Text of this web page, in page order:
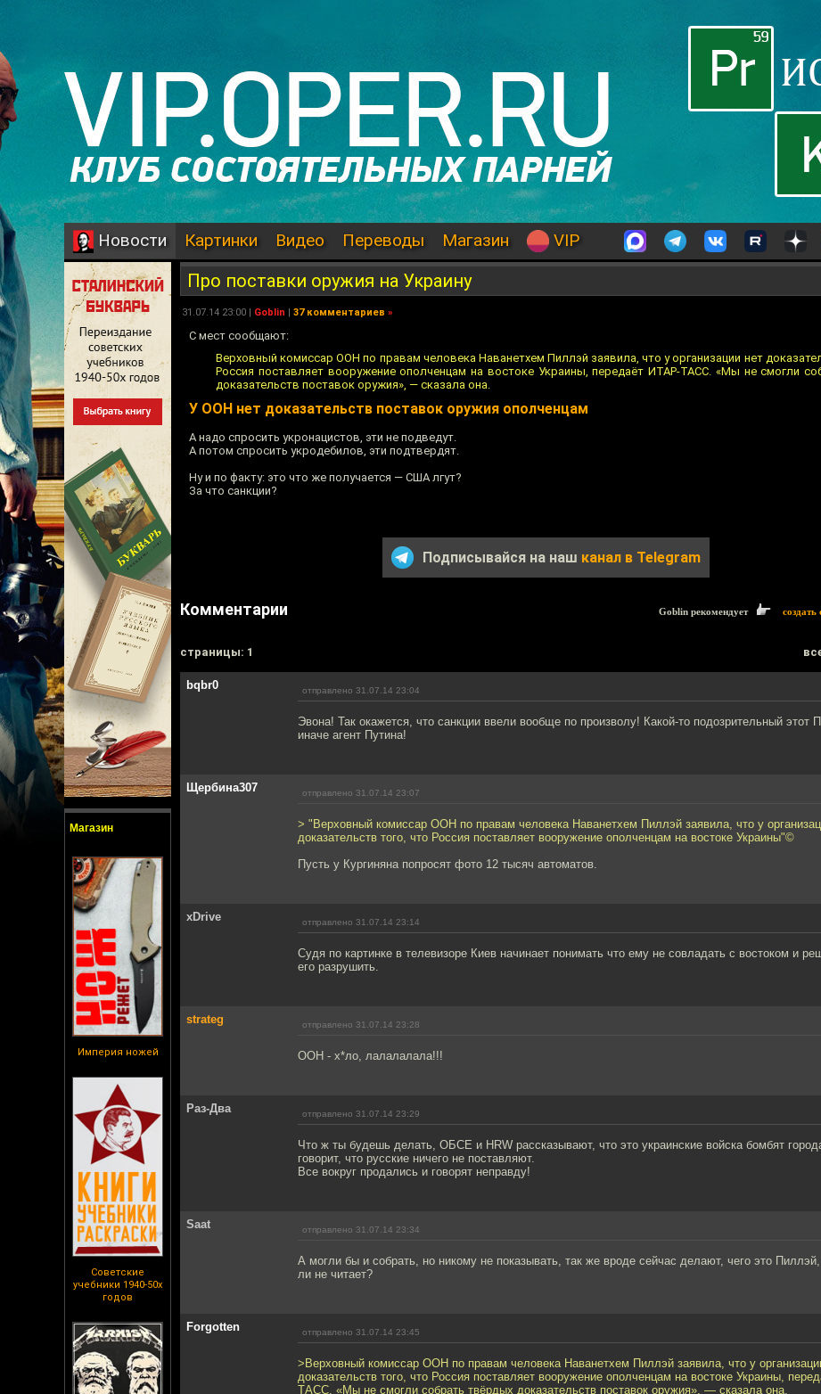
Новости Картинки Видео Переводы Магазин VIP
Магазин
Империя ножей
Советские
учебники 1940-50х
годов
Про поставки оружия на Украину
31.07.14 23:00 | Goblin | 37 комментариев »
С мест сообщают:
Верховный комиссар ООН по правам человека Наванетхем Пиллэй заявила, что у организации нет
Россия поставляет вооружение ополченцам на востоке Украины, передаёт ИТАР-ТАСС. «Мы не смогли
доказательств поставок оружия», — сказала она.
У ООН нет доказательств поставок оружия ополченцам
А надо спросить укронацистов, эти не подведут.
А потом спросить укродебилов, эти подтвердят.
Ну и по факту: это что же получается — США лгут?
За что санкции?
Подписывайся на наш канал в Telegram
Комментарии Goblin рекомендует создать
cтраницы: 1
bqbr0 отправлено 31.07.14 23:04
Эвона! Так окажется, что санкции ввели вообще по произволу! Какой-то подозрительный этот
иначе агент Путина!
Щербина307 отправлено 31.07.14 23:07
> "Верховный комиссар ООН по правам человека Наванетхем Пиллэй заявила, что у
доказательств того, что Россия поставляет вооружение ополченцам на востоке Украины"©
Пусть у Кургиняна попросят фото 12 тысяч автоматов.
xDrive отправлено 31.07.14 23:14
Судя по картинке в телевизоре Киев начинает понимать что ему не совладать с востоком и
его разрушить.
strateg отправлено 31.07.14 23:28
ООН - х*ло, лалалалала!!!
Раз-Два отправлено 31.07.14 23:29
Что ж ты будешь делать, ОБСЕ и HRW рассказывают, что это украинские войска бомбят
говорит, что русские ничего не поставляют.
Все вокруг продались и говорят неправду!
Saat отправлено 31.07.14 23:34
А могли бы и собрать, но никому не показывать, так же вроде сейчас делают, чего это
ли не читает?
Forgotten отправлено 31.07.14 23:45
>Верховный комиссар ООН по правам человека Наванетхем Пиллэй заявила, что у
доказательств того, что Россия поставляет вооружение ополченцам на востоке Украины,
ТАСС. «Мы не смогли собрать твёрдых доказательств поставок оружия», — сказала она.